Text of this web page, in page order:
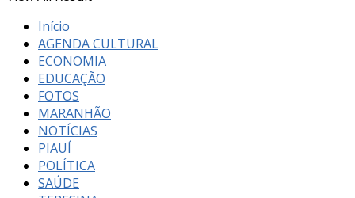
Início
AGENDA CULTURAL
ECONOMIA
EDUCAÇÃO
FOTOS
MARANHÃO
NOTÍCIAS
PIAUÍ
POLÍTICA
SAÚDE